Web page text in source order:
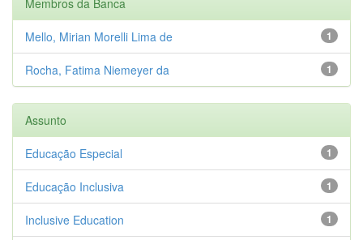
1
Mello, Mirian Morelli Lima de
1
Rocha, Fatima Niemeyer da
Assunto
1
Educação Especial
1
Educação Inclusiva
1
Inclusive Education